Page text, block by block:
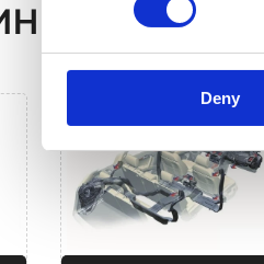
Deny
ДО AUDI Q7